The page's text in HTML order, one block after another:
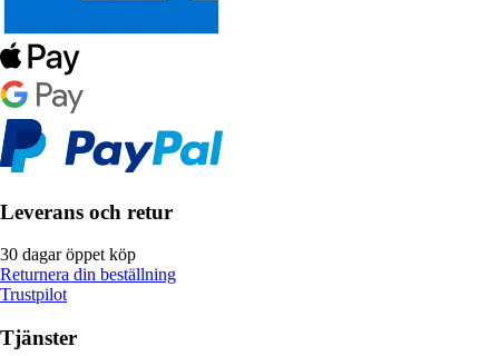
Leverans och retur
30 dagar öppet köp
Returnera din beställning
Trustpilot
Tjänster